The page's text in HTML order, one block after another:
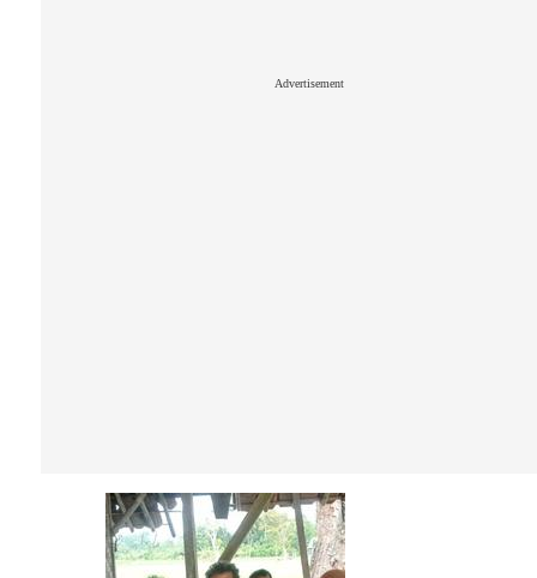
Advertisement